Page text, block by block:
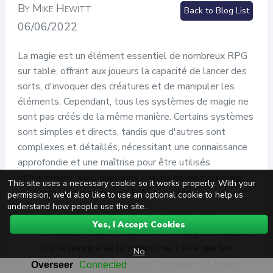
By Mike Hewitt
06/06/2022
Back to Blog List
La magie est un élément essentiel de nombreux RPG
sur table, offrant aux joueurs la capacité de lancer des
sorts, d'invoquer des créatures et de manipuler les
éléments. Cependant, tous les systèmes de magie ne
sont pas créés de la même manière. Certains systèmes
sont simples et directs, tandis que d'autres sont
complexes et détaillés, nécessitant une connaissance
approfondie et une maîtrise pour être utilisés
efficacement. Voici quelques exemples de systèmes
de magie uniques pour les RPG sur table :
Le Système de Sympathie (The Kingkiller
Chronicle) : Dans ce système, la magie est basée
sur le principe de la sympathie, l'idée que les
objets peuvent être liés et manipulés à travers
This site uses a necessary cookie so it works properly. With your
permission, we'd also like to use an optional cookie to help us
understand how people use the site.
Yes, I Accept Cookies
No